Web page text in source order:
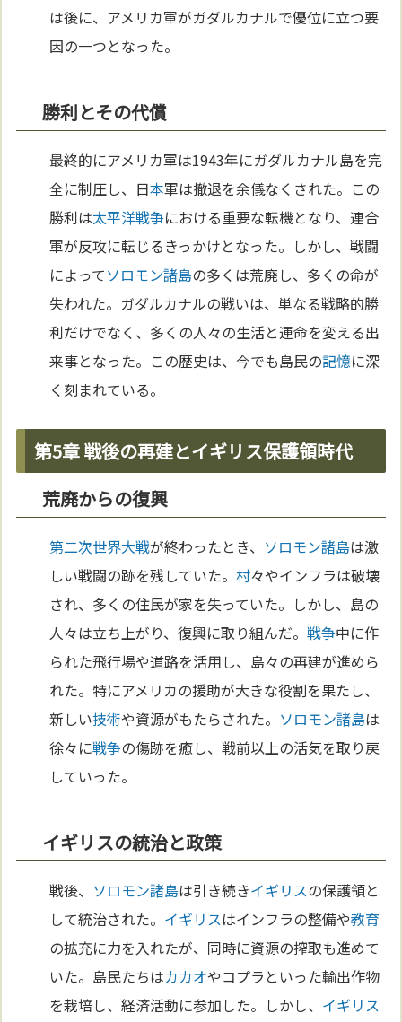
は後に、アメリカ軍がガダルカナルで優位に立つ要
因の一つとなった。
勝利とその代償
最終的にアメリカ軍は1943年にガダルカナル島を完
全に制圧し、日本軍は撤退を余儀なくされた。この
勝利は太平洋戦争における重要な転機となり、連合
軍が反攻に転じるきっかけとなった。しかし、戦闘
によってソロモン諸島の多くは荒廃し、多くの命が
失われた。ガダルカナルの戦いは、単なる戦略的勝
利だけでなく、多くの人々の生活と運命を変える出
来事となった。この歴史は、今でも島民の記憶に深
く刻まれている。
第5章 戦後の再建とイギリス保護領時代
荒廃からの復興
第二次世界大戦が終わったとき、 ソロモン諸島は激
しい戦闘の跡を残していた。村々やインフラは破壊
され、多くの住民が家を失っていた。しかし、島の
人々は立ち上がり、復興に取り組んだ。戦争中に作
られた飛行場や道路を活用し、島々の再建が進めら
れた。特にアメリカの援助が大きな役割を果たし、
新しい技術や資源がもたらされた。 ソロモン諸島は
徐々に戦争の傷跡を癒し、戦前以上の活気を取り戻
していった。
イギリスの統治と政策
戦後、 ソロモン諸島は引き続きイギリスの保護領と
して統治された。 イギリスはインフラの整備や教育
の拡充に力を入れたが、同時に資源の搾取も進めて
いた。島民たちはカカオやコプラといった輸出作物
を栽培し、経済活動に参加した。しかし、 イギリス